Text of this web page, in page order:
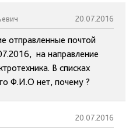
20.07.2016
отправленные почтой
на направление
В списках
Ф.И.О нет, почему ?
20.07.2016